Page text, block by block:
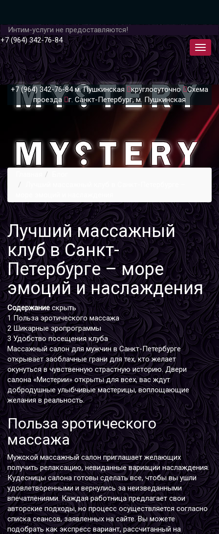
Интим-услуги не предоставляются!
+7 (964) 342-76-84
+7 (964) 342-76-84 м. Пушкинская круглосуточно
Схема
проезда
г. Санкт-Петербург, м. Пушкинская
Лучший массажный
клуб в Санкт-
Петербурге – море
эмоций и наслаждения
Содержание скрыть
1 Польза эротического массажа
2 Шикарные эропрограммы
3 Удобство посещения клуба
Массажный салон для мужчин в Санкт-Петербурге
открывает заоблачные грани для тех, кто желает
окунуться в чувственную страстную историю. Двери
салона «Мистерии» открыты для всех, вас ждут
добродушные улыбчивые мастерицы, воплощающие
желания в реальность.
Польза эротического
массажа
Мужской массажный салон приглашает желающих
получить релаксацию, невиданные вариации наслаждения.
Кудесницы салона готовы сделать все, чтобы вы ушли
удовлетворенными и вернулись за неизведанными
впечатлениями. Каждая работница предлагает свои
авторские подходы, но процесс осуществляется согласно
списка сеансов, заявленных на сайте. Вы можете
подобрать как экспресс вариант, рассчитанный на